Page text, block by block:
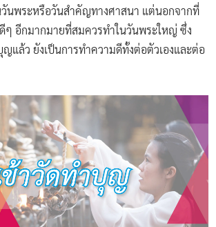
นพระหรือวันสำคัญทางศาสนา แต่นอกจากที่
ๆ อีกมากมายที่สมควรทำในวันพระใหญ่ ซึ่ง
แล้ว ยังเป็นการทำความดีทั้งต่อตัวเองและต่อ